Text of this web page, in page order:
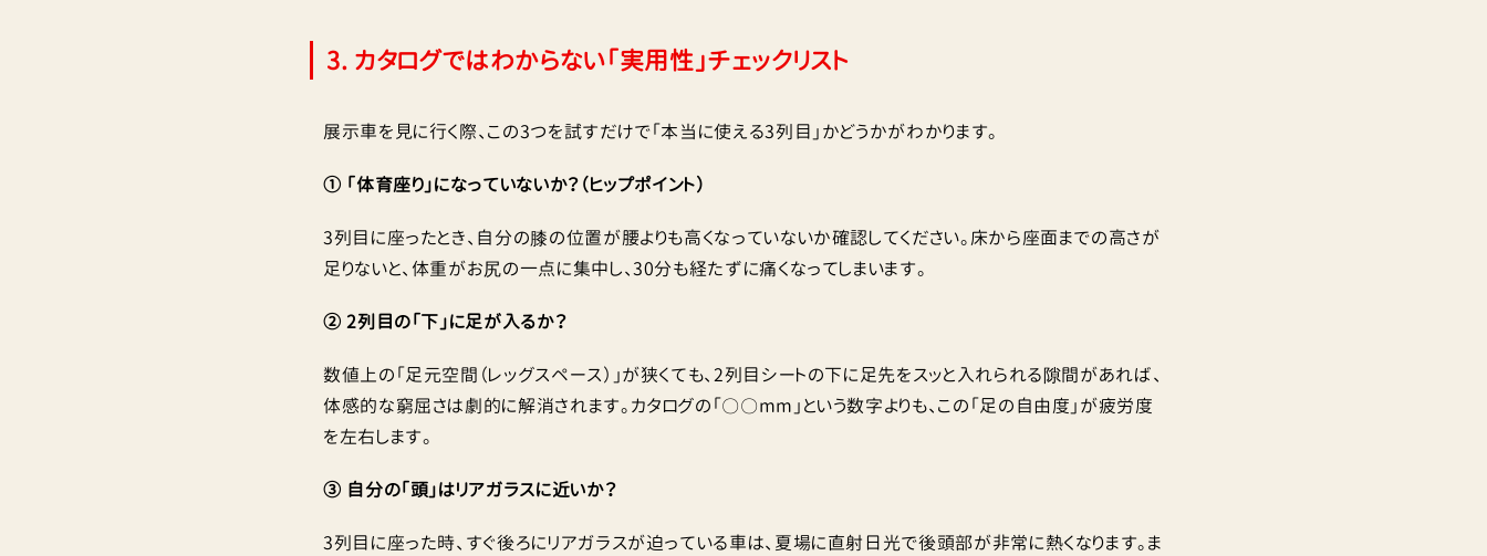
3. カタログではわからない「実用性」チェックリスト
展示車を見に行く際、この3つを試すだけで「本当に使える3列目」かどうかがわかります。
① 「体育座り」になっていないか？（ヒップポイント）
3列目に座ったとき、自分の膝の位置が腰よりも高くなっていないか確認してください。床から座面までの高さが
足りないと、体重がお尻の一点に集中し、30分も経たずに痛くなってしまいます。
② 2列目の「下」に足が入るか？
数値上の「足元空間（レッグスペース）」が狭くても、2列目シートの下に足先をスッと入れられる隙間があれば、
体感的な窮屈さは劇的に解消されます。カタログの「〇〇mm」という数字よりも、この「足の自由度」が疲労度
を左右します。
③ 自分の「頭」はリアガラスに近いか？
3列目に座った時、すぐ後ろにリアガラスが迫っている車は、夏場に直射日光で後頭部が非常に熱くなります。ま